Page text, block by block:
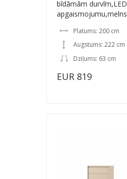
bīdāmām durvīm,LED
apgaismojumu,melns
Platums: 200 cm
Augstums: 222 cm
Dziļums: 63 cm
EUR 819